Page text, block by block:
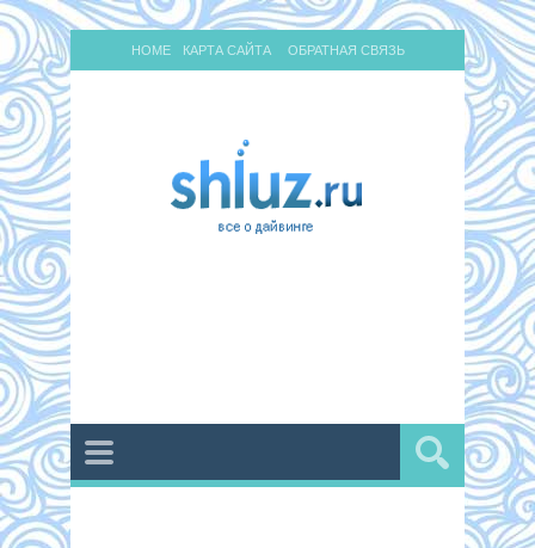
HOME КАРТА САЙТА ОБРАТНАЯ СВЯЗЬ